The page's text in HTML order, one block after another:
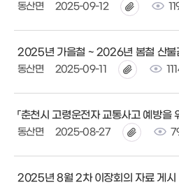
동산면 2025-09-12
2025년 가을철 ~ 2026년 봄철 산불
동산면 2025-09-11
동산면 2025-08-27
2025년 8월 2차 이장회의 자료 게시